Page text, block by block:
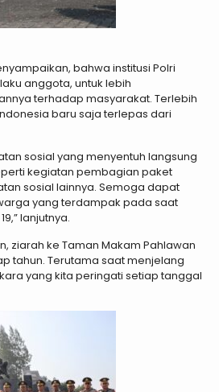
bahwa institusi Polri
anggota, untuk lebih
terhadap masyarakat. Terlebih
baru saja terlepas dari
sosial yang menyentuh langsung
kegiatan pembagian paket
sosial lainnya. Semoga dapat
yang terdampak pada saat
lanjutnya.
ziarah ke Taman Makam Pahlawan
tahun. Terutama saat menjelang
yang kita peringati setiap tanggal